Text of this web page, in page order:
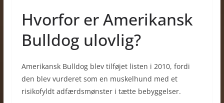
Hvorfor er Amerikansk
Bulldog ulovlig?
Amerikansk Bulldog blev tilføjet listen i 2010, fordi
den blev vurderet som en muskelhund med et
risikofyldt adfærdsmønster i tætte bebyggelser.